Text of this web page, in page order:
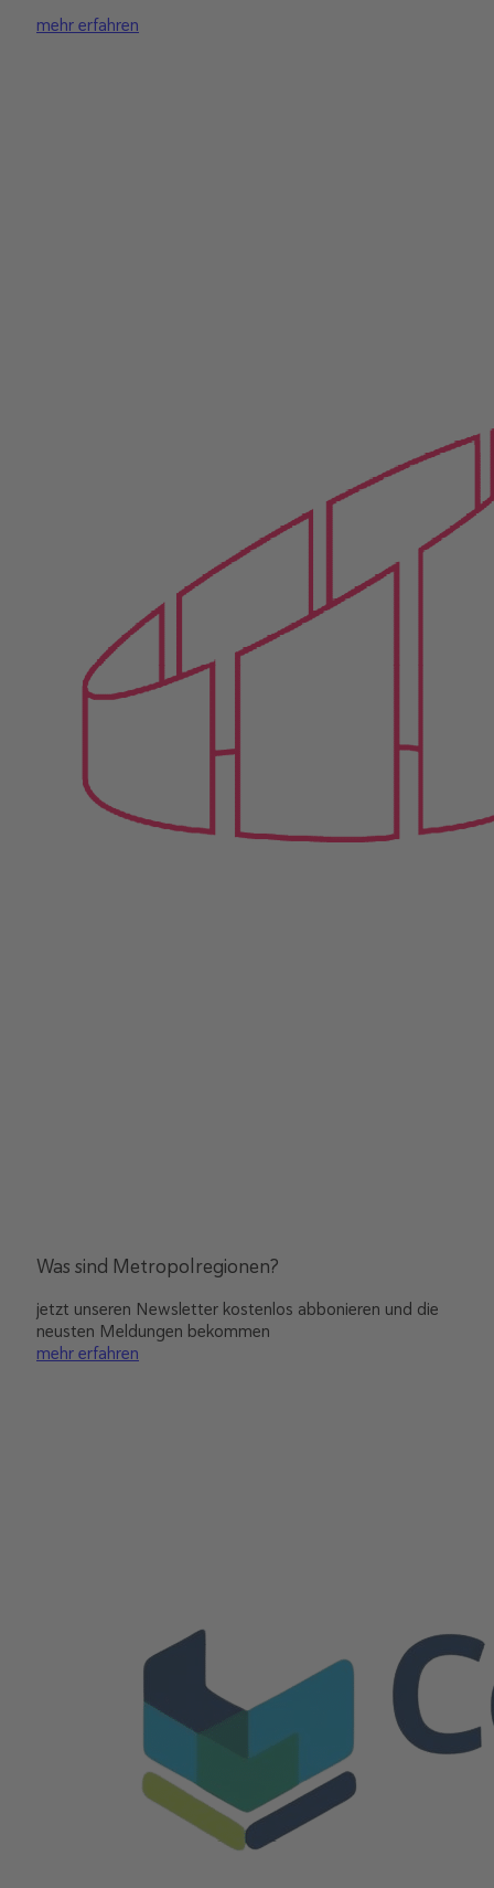
mehr erfahren
Was sind Metropolregionen?
jetzt unseren Newsletter kostenlos abbonieren und die
neusten Meldungen bekommen
mehr erfahren